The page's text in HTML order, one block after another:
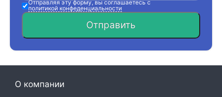
Отправляя эту форму, вы соглашаетесь с
политикой конфеденциальности
Отправить
О компании